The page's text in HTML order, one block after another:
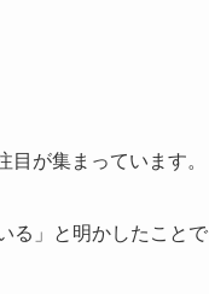
が集まっています。
る」と明かしたことで